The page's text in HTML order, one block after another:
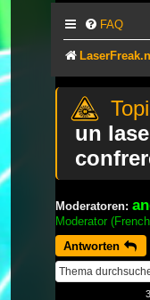
FAQ
un
Moderatoren:
Moderator
Antworten